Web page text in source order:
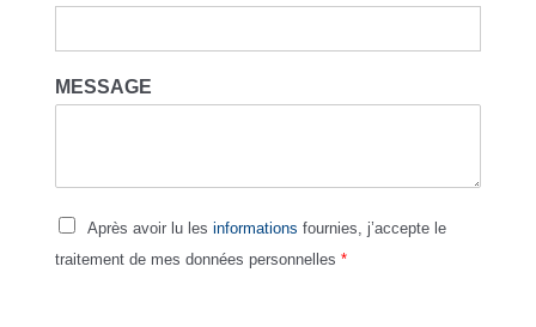
MESSAGE
Après avoir lu les informations fournies, j’accepte le
traitement de mes données personnelles *